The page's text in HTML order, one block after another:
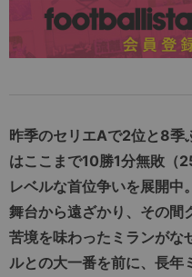
昨季のセリエAで2位と8季
はここまで10勝1分無敗（
レベルな首位争いを展開
舞台から遠ざかり、その間
苦境を味わったミランがな
ルとの大一番を前に、長